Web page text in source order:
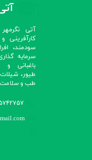
آتی
کارآفرینی
سودمند،
سرمایه
باغبانی
طیور،
طب و سلامت